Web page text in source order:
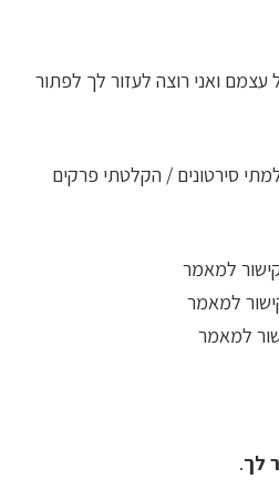
על עצמם ואני רוצה לעזור לך לפתור
/ צילמתי סירטונים / הקלטתי פרקים
למאמר
למאמר
למאמר
לך.